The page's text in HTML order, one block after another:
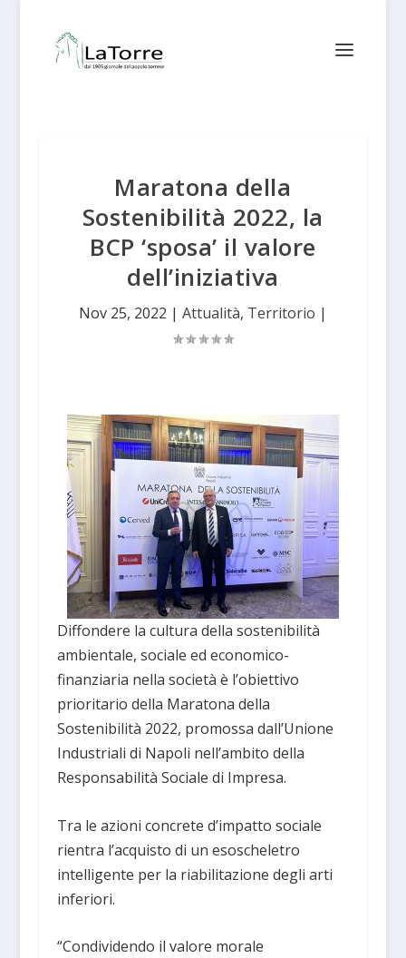
Maratona della
Sostenibilità 2022, la
BCP ‘sposa’ il valore
dell’iniziativa
Nov 25, 2022 | Attualità, Territorio |
Diffondere la cultura della sostenibilità
ambientale, sociale ed economico-
finanziaria nella società è l’obiettivo
prioritario della Maratona della
Sostenibilità 2022, promossa dall’Unione
Industriali di Napoli nell’ambito della
Responsabilità Sociale di Impresa.
Tra le azioni concrete d’impatto sociale
rientra l’acquisto di un esoscheletro
intelligente per la riabilitazione degli arti
inferiori.
“Condividendo il valore morale